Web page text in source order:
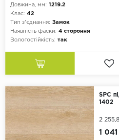
Довжина, мм: 1219.2
Клас: 42
Тип з'єднання: Замок
Наявність фаски: 4 стороння
Вологостійкість: так
SPC
1402
1
2